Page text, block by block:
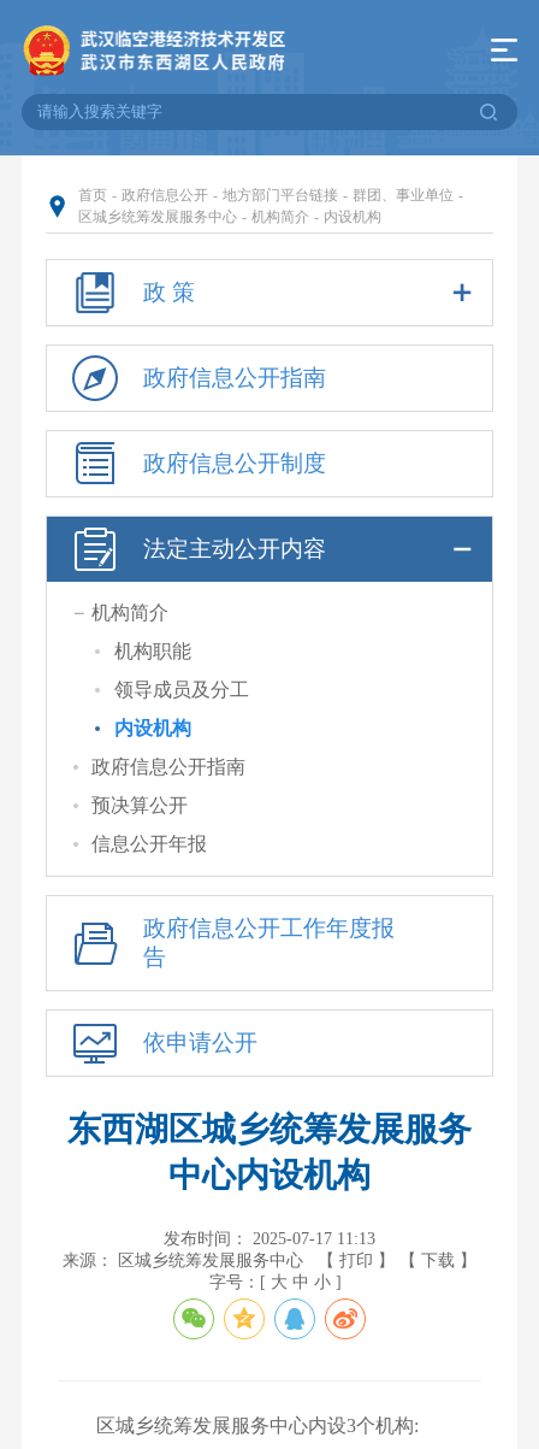
首页 - 政府信息公开 - 地方部门平台链接 - 群团、事业单位 -
区城乡统筹发展服务中心 - 机构简介 - 内设机构
政 策
政府信息公开指南
政府信息公开制度
法定主动公开内容
机构简介
机构职能
领导成员及分工
内设机构
政府信息公开指南
预决算公开
信息公开年报
政府信息公开工作年度报
告
依申请公开
东西湖区城乡统筹发展服务
中心内设机构
发布时间： 2025-07-17 11:13
来源： 区城乡统筹发展服务中心
【 打印 】
【 下载 】
字号：[ 大 中 小 ]
区城乡统筹发展服务中心内设3个机构: